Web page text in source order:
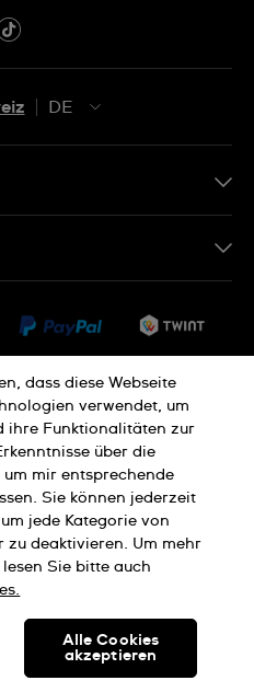
DE
IT
Cookies Hinweis
Impressum
MADE
VORBEHALTEN: SWISS
dass diese Webseite
verwendet, um
ihre Funktionalitäten zur
über die
mir entsprechende
Sie können jederzeit
jede Kategorie von
zu deaktivieren. Um mehr
Sie bitte auch
Alle Cookies
akzeptieren